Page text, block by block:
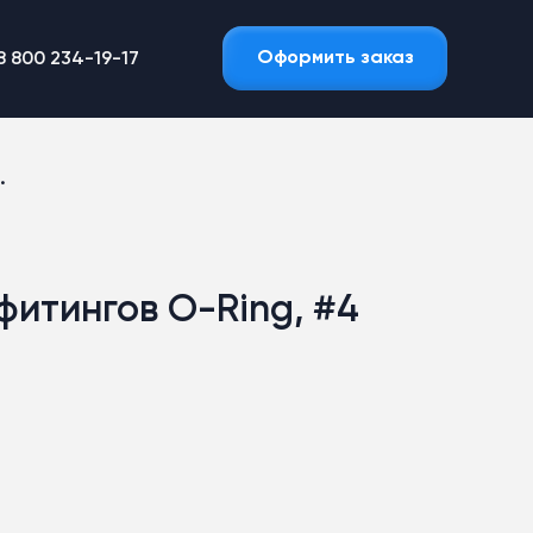
800 234-19-17 Оформить заказ
O-Ring, #4